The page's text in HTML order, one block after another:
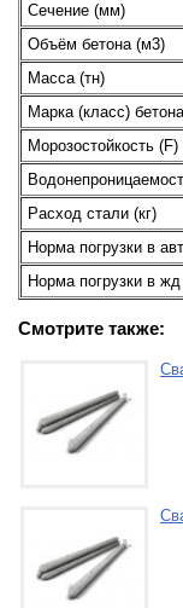
Сечение (мм)
Объём бетона (м3)
Масса (тн)
Марка (класс) бетона
Морозостойкость (F)
Расход стали (кг)
Норма погрузки в
Норма погрузки в
Смотрите также: